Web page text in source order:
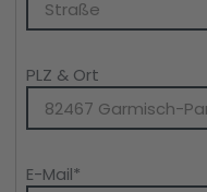
PLZ & Ort
E-Mail*